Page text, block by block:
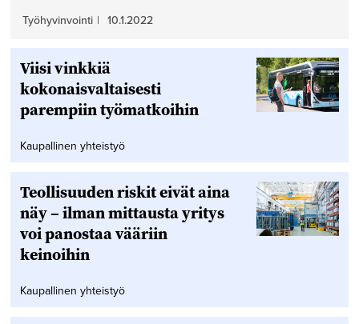
Työhyvinvointi | 10.1.2022
Viisi vinkkiä
kokonaisvaltaisesti
parempiin työmatkoihin
Kaupallinen yhteistyö
Teollisuuden riskit eivät aina
näy – ilman mittausta yritys
voi panostaa vääriin
keinoihin
Kaupallinen yhteistyö